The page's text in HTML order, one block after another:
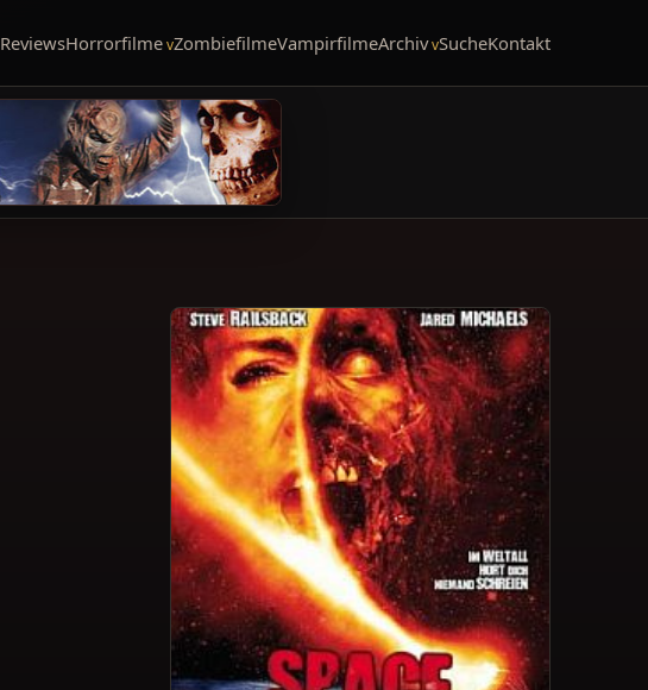
ReviewsHorrorfilme ZombiefilmeVampirfilmeArchiv SucheKontakt